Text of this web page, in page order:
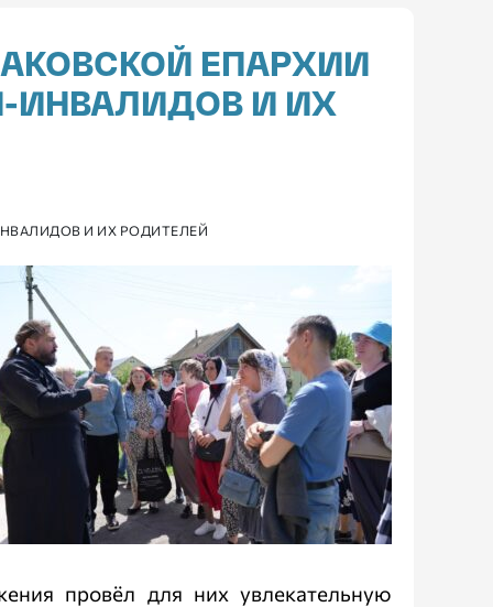
ЕПАРХИИ
ИНВАЛИДОВ И ИХ
И ИХ РОДИТЕЛЕЙ
провёл для них увлекательную